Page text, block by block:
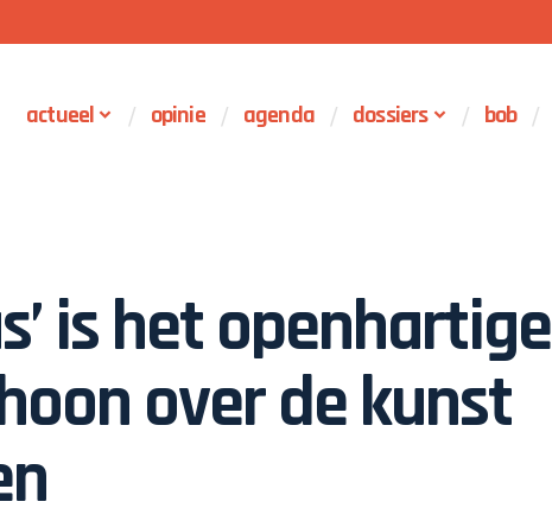
actueel opinie agenda dossiers bob
is het openhartige
over de kunst